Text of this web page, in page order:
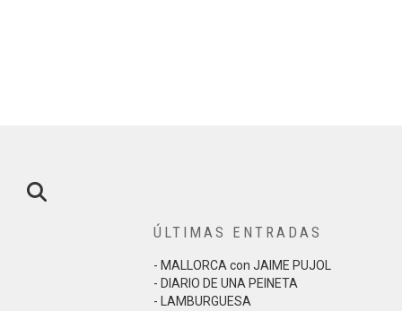
ÚLTIMAS ENTRADAS
- MALLORCA con JAIME PUJOL
- DIARIO DE UNA PEINETA
- LAMBURGUESA